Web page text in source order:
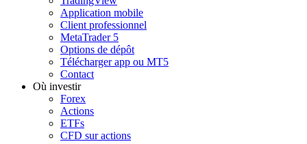
Application mobile
Client professionnel
MetaTrader 5
Options de dépôt
Télécharger app ou MT5
Contact
Où investir
Forex
Actions
ETFs
CFD sur actions